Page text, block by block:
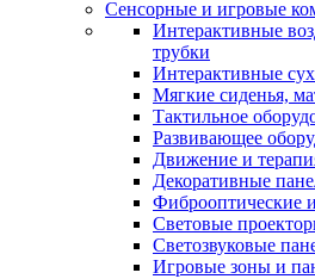
Сенсорные и игровые
Интерактивные
трубки
Интерактивные
Мягкие сиденья,
Тактильное
Развивающее
Движение и
Декоративные
Фиброоптические
Световые
Светозвуковые
Игровые зоны и